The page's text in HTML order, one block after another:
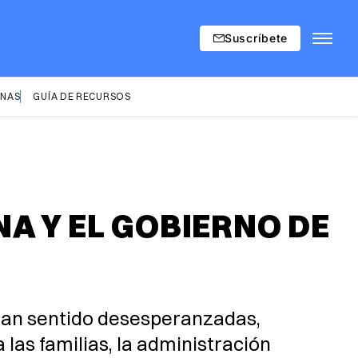
Suscríbete
GUÍA DE RECURSOS
Y EL GOBIERNO DE
sentido desesperanzadas,
las familias, la administración